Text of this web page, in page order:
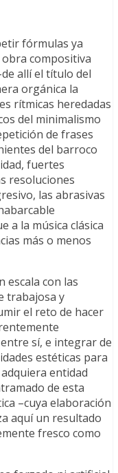
fórmulas ya
compositiva
allí el título del
orgánica la
rítmicas heredadas
del minimalismo
de frases
del barroco
fuertes
resoluciones
las abrasivas
a la música clásica
más o menos
escala con las
trabajosa y
el reto de hacer
sí, e integrar de
estéticas para
entidad
de esta
–cuya elaboración
aquí un resultado
fresco como